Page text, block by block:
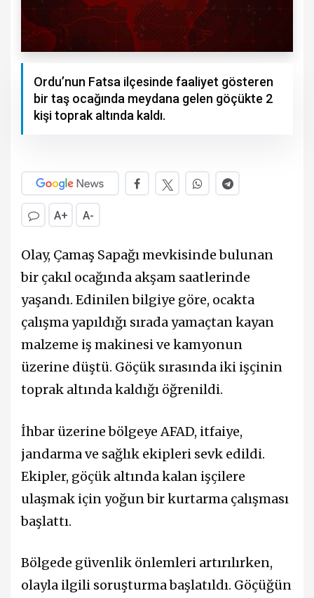
Ordu’nun Fatsa ilçesinde faaliyet gösteren
bir taş ocağında meydana gelen göçükte 2
kişi toprak altında kaldı.
A+ A-
Olay, Çamaş Sapağı mevkisinde bulunan
bir çakıl ocağında akşam saatlerinde
yaşandı. Edinilen bilgiye göre, ocakta
çalışma yapıldığı sırada yamaçtan kayan
malzeme iş makinesi ve kamyonun
üzerine düştü. Göçük sırasında iki işçinin
toprak altında kaldığı öğrenildi.
İhbar üzerine bölgeye AFAD, itfaiye,
jandarma ve sağlık ekipleri sevk edildi.
Ekipler, göçük altında kalan işçilere
ulaşmak için yoğun bir kurtarma çalışması
başlattı.
Bölgede güvenlik önlemleri artırılırken,
olayla ilgili soruşturma başlatıldı. Göçüğün